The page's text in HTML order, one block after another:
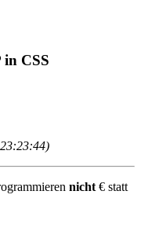
in CSS
nicht € statt